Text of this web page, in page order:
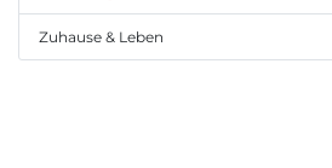
Zuhause & Leben